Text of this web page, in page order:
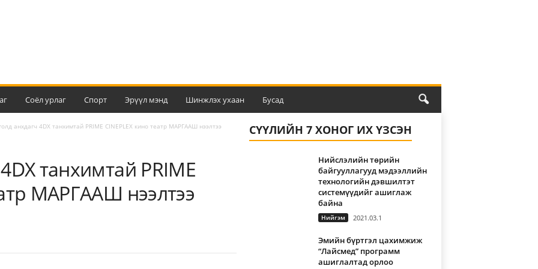
Соёл урлаг Спорт Эрүүл мэнд Шинжлэх ухаан Бусад
анхдагч 4DX танхимтай PRIME CINEPLEX кино театр МАРГААШ нээлтээ
танхимтай PRIME
МАРГААШ нээлтээ
СҮҮЛИЙН 7 ХОНОГ ИХ ҮЗСЭН
Нийслэлийн төрийн
байгууллагууд мэдээллийн
технологийн дэвшилтэт
системүүдийг ашиглаж
байна
Нийгэм 2021.03.1
Эмийн бүртгэл цахимжиж
“Лайсмед” программ
ашиглалтад орлоо